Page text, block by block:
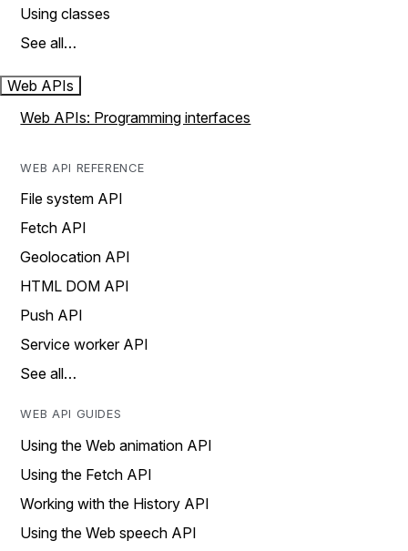
Using classes
See all…
Web APIs
Web APIs: Programming interfaces
WEB API REFERENCE
File system API
Fetch API
Geolocation API
HTML DOM API
Push API
Service worker API
See all…
WEB API GUIDES
Using the Web animation API
Using the Fetch API
Working with the History API
Using the Web speech API